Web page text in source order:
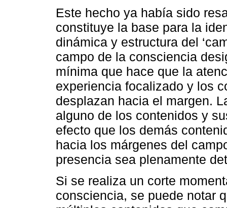
Este hecho ya había sido
constituye la base para la
dinámica y estructura del
campo de la consciencia
mínima que hace que la
experiencia focalizado y los
desplazan hacia el margen.
alguno de los contenidos y
efecto que los demás
hacia los márgenes del
presencia sea plenamente
Si se realiza un corte
consciencia, se puede notar